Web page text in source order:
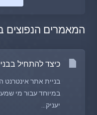
המאמרים הנפוצים
כיצד להתחיל
בניית אתר
במיוחד עבור מי
יעניק...